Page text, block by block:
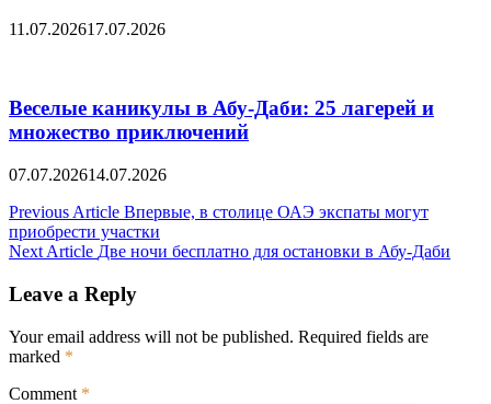
11.07.202617.07.2026
Веселые каникулы в Абу-Даби: 25 лагерей и
множество приключений
07.07.202614.07.2026
Post
navigation
Previous Article Впервые, в столице ОАЭ экспаты могут
приобрести участки
Next Article Две ночи бесплатно для остановки в Абу-Даби
Leave a Reply
Your email address will not be published. Required fields are
marked *
Comment *